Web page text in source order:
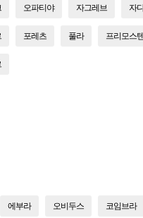
오파티야 자그레브 자
포레츠 풀라 프리모스
에부라 오비두스 코임브라